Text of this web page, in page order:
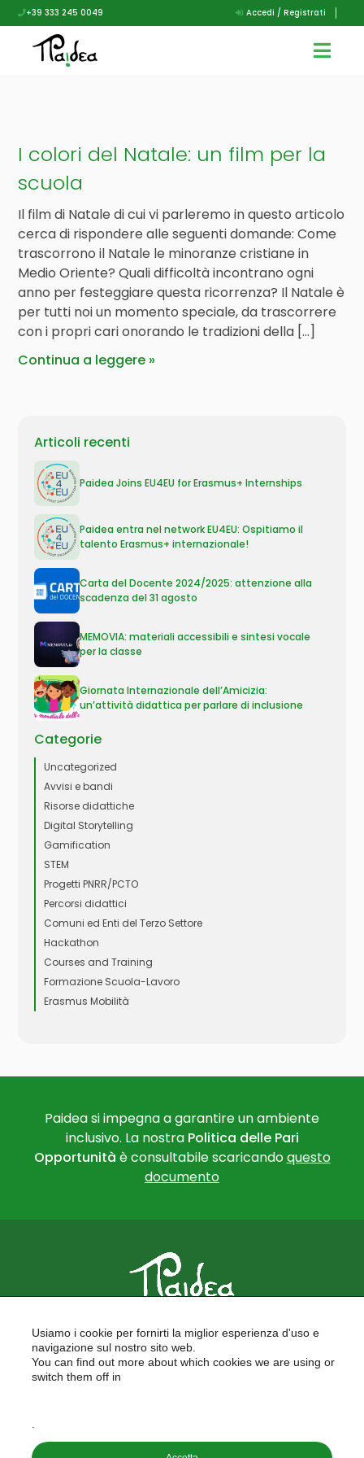
+39 333 245 0049 Accedi / Registrati
I colori del Natale: un film per la
scuola
Il film di Natale di cui vi parleremo in questo articolo
cerca di rispondere alle seguenti domande: Come
trascorrono il Natale le minoranze cristiane in
Medio Oriente? Quali difficoltà incontrano ogni
anno per festeggiare questa ricorrenza? Il Natale è
per tutti noi un momento speciale, da trascorrere
con i propri cari onorando le tradizioni della […]
Continua a leggere
Articoli recenti
Paidea Joins EU4EU for Erasmus+ Internships
Paidea entra nel network EU4EU: Ospitiamo il
talento Erasmus+ internazionale!
Carta del Docente 2024/2025: attenzione alla
scadenza del 31 agosto
MEMOVIA: materiali accessibili e sintesi vocale
per la classe
Giornata Internazionale dell’Amicizia:
un’attività didattica per parlare di inclusione
Categorie
Uncategorized
Avvisi e bandi
Risorse didattiche
Digital Storytelling
Gamification
STEM
Progetti PNRR/PCTO
Percorsi didattici
Comuni ed Enti del Terzo Settore
Hackathon
Courses and Training
Formazione Scuola-Lavoro
Erasmus Mobilità
Paidea si impegna a garantire un ambiente
inclusivo. La nostra Politica delle Pari
Opportunità è consultabile scaricandoquesto
documento
FORMAZIONE PER LE SCUOLE
FORMAZIONE PROFESSIONALE
PROGETTI EUROPEI
Copyright © 2026
Usiamo i cookie per fornirti la miglior esperienza d'uso e
navigazione sul nostro sito web.
You can find out more about which cookies we are using or
switch them off in